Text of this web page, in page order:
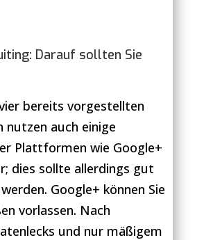
Darauf sollten Sie
bereits vorgestellten
auch einige
Plattformen wie Google+
dies sollte allerdings gut
Google+ können Sie
vorlassen. Nach
und nur mäßigem